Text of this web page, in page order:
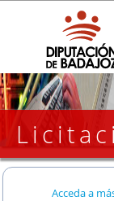
Acceda a